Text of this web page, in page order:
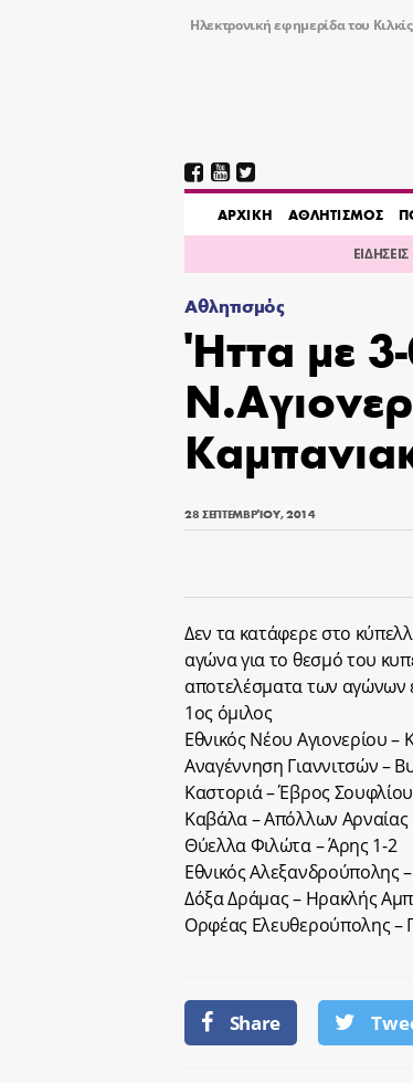
Ηλεκτρονική εφημερίδα του Κιλκίς
AΡΧΙΚΗ ΑΘΛΗΤΙΣΜΟΣ
Αθλητισμός
Ήττα με
28 ΣΕΠΤΕΜΒΡΊΟΥ, 2014
Δεν τα κατάφερε στο
αγώνα για το θεσμό του
αποτελέσματα των αγώνων
1ος όμιλος
Εθνικός Νέου Αγιονερίου –
Αναγέννηση Γιαννιτσών –
Καστοριά – Έβρος
Καβάλα – Απόλλων Αρναίας
Θύελλα Φιλώτα – Άρης 1-2
Εθνικός Αλεξανδρούπολης
Δόξα Δράμας – Ηρακλής
Ορφέας Ελευθερούπολης –
Share